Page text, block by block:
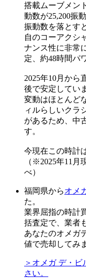
搭載ムーブメン
動数が25,200振
振動数を落とす
自のコーアクシ
ナンス性に非常
定、約48時間パ
2025年10月から
後で安定してい
変動はほとんど
ィルらしいクラ
があるため、中
す。
今現在この時計
（※2025年11
べ）
福岡県からオメ
た。
業界屈指の時計
括査定で、業者
あなたのオメガ
値で売却してみ
＞オメガ デ・
さい。